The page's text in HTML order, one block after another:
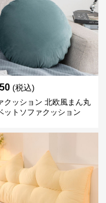
(税込)
クッション 北欧風まん丸
ットソファクッション